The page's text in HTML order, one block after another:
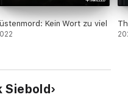
Kein Wort zu viel
Siebold